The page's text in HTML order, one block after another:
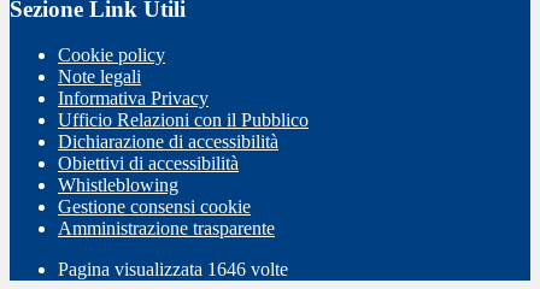
Sezione Link Utili
Cookie policy
Note legali
Informativa Privacy
Ufficio Relazioni con il Pubblico
Dichiarazione di accessibilità
Obiettivi di accessibilità
Whistleblowing
Gestione consensi cookie
Amministrazione trasparente
Pagina visualizzata 1646 volte